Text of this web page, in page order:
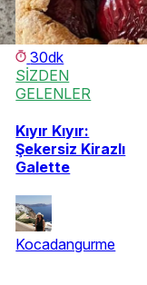
30dk
SİZDEN
GELENLER
Kıyır Kıyır:
Şekersiz Kirazlı
Galette
Kocadangurme